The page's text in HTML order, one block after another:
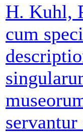
H. Kuhl,
cum